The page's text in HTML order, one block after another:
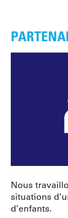
Nous
situations
d’enfants.